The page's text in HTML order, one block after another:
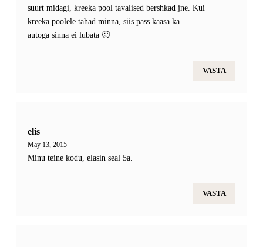
suurt midagi, kreeka pool tavalised bershkad jne. Kui
kreeka poolele tahad minna, siis pass kaasa ka
autoga sinna ei lubata 🙂
VASTA
elis
May 13, 2015
Minu teine kodu, elasin seal 5a.
VASTA